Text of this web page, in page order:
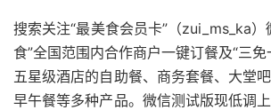
搜索关注“最美食会员卡”（zui_ms_ka
食”全国范围内合作商户一键订餐及“三免
五星级酒店的自助餐、商务套餐、大堂
早午餐等多种产品。微信测试版现低调